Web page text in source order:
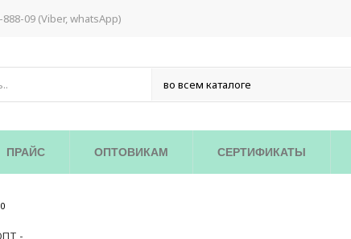
09 (Viber, whatsApp)
ПРАЙС ОПТОВИКАМ СЕРТИФИКАТЫ